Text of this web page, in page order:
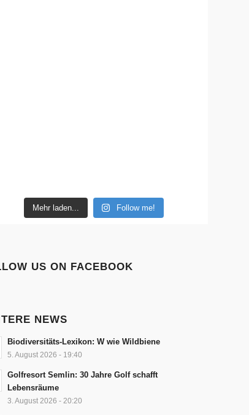
Mehr laden... Follow me!
US ON FACEBOOK
NEWS
Biodiversitäts-Lexikon: W wie Wildbiene
5. August 2026 - 19:40
Golfresort Semlin: 30 Jahre Golf schafft
Lebensräume
3. August 2026 - 20:20